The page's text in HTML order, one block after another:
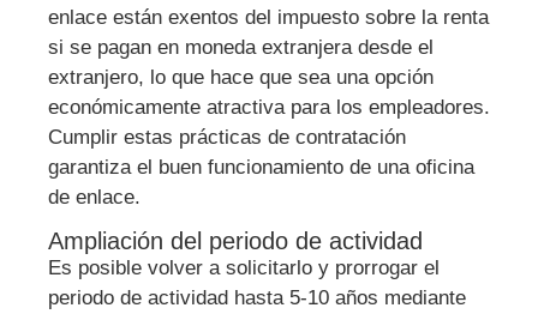
enlace están exentos del impuesto sobre la renta
si se pagan en moneda extranjera desde el
extranjero, lo que hace que sea una opción
económicamente atractiva para los empleadores.
Cumplir estas prácticas de contratación
garantiza el buen funcionamiento de una oficina
de enlace.
Ampliación del periodo de actividad
Es posible volver a solicitarlo y prorrogar el
periodo de actividad hasta 5-10 años mediante